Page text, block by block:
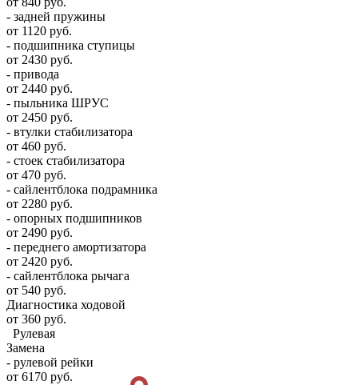
- задней пружины
от 1120 руб.
- подшипника ступицы
от 2430 руб.
- привода
от 2440 руб.
- пыльника ШРУС
от 2450 руб.
- втулки стабилизатора
от 460 руб.
- стоек стабилизатора
от 470 руб.
- сайлентблока подрамника
от 2280 руб.
- опорных подшипников
от 2490 руб.
- переднего амортизатора
от 2420 руб.
- сайлентблока рычага
от 540 руб.
Диагностика ходовой
от 360 руб.
Рулевая
Замена
- рулевой рейки
от 6170 руб.